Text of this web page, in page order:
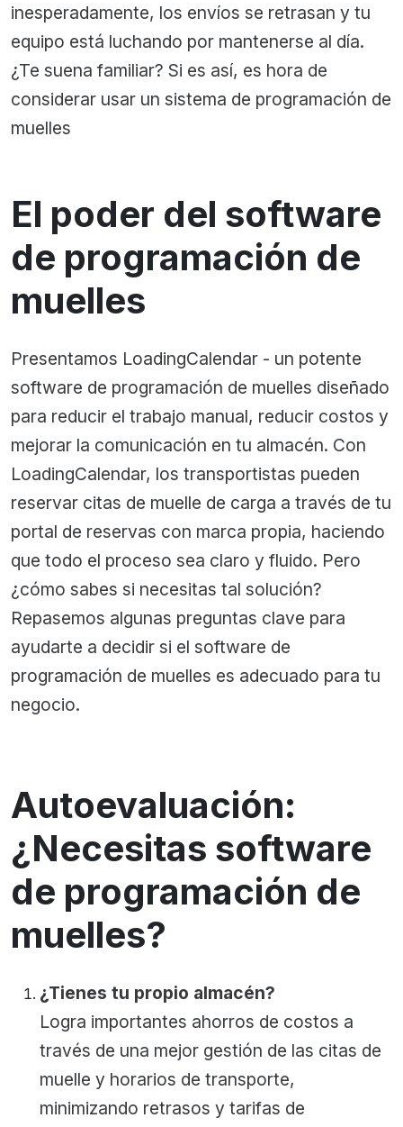
inesperadamente, los envíos se retrasan y tu
equipo está luchando por mantenerse al día.
¿Te suena familiar? Si es así, es hora de
considerar usar un sistema de programación de
muelles
El poder del software
de programación de
muelles
Presentamos LoadingCalendar - un potente
software de programación de muelles diseñado
para reducir el trabajo manual, reducir costos y
mejorar la comunicación en tu almacén. Con
LoadingCalendar, los transportistas pueden
reservar citas de muelle de carga a través de tu
portal de reservas con marca propia, haciendo
que todo el proceso sea claro y fluido. Pero
¿cómo sabes si necesitas tal solución?
Repasemos algunas preguntas clave para
ayudarte a decidir si el software de
programación de muelles es adecuado para tu
negocio.
Autoevaluación:
¿Necesitas software
de programación de
muelles?
¿Tienes tu propio almacén?
Logra importantes ahorros de costos a
través de una mejor gestión de las citas de
muelle y horarios de transporte,
minimizando retrasos y tarifas de